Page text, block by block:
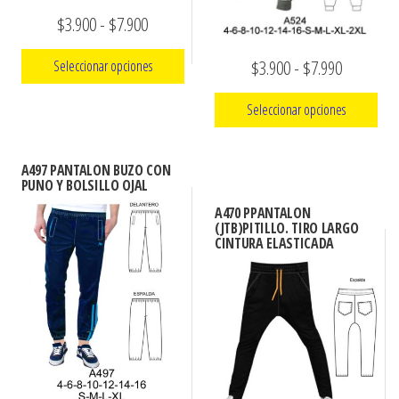
producto
página
producto
$3.900- $7.900Rango
de
precios:
hasta
$7.900
Seleccionar opciones
múltiples
variantes.
Las
opciones
pueden
elegir
la
$3.900- $7.990Rango
de
precios:
Seleccionar opciones
múltiples
variantes.
Las
opciones
se
pueden
elegir
A497 PANTALON BUZO CON
PUNO Y BOLSILLO OJAL
A470 PPANTALON
(JTB)PITILLO. TIRO LARGO
CINTURA ELASTICADA